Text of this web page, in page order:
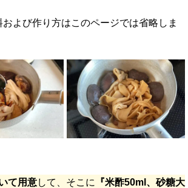
よび作り方はこのページでは省略しま
て用意して、そこに
『米酢50ml、砂糖大